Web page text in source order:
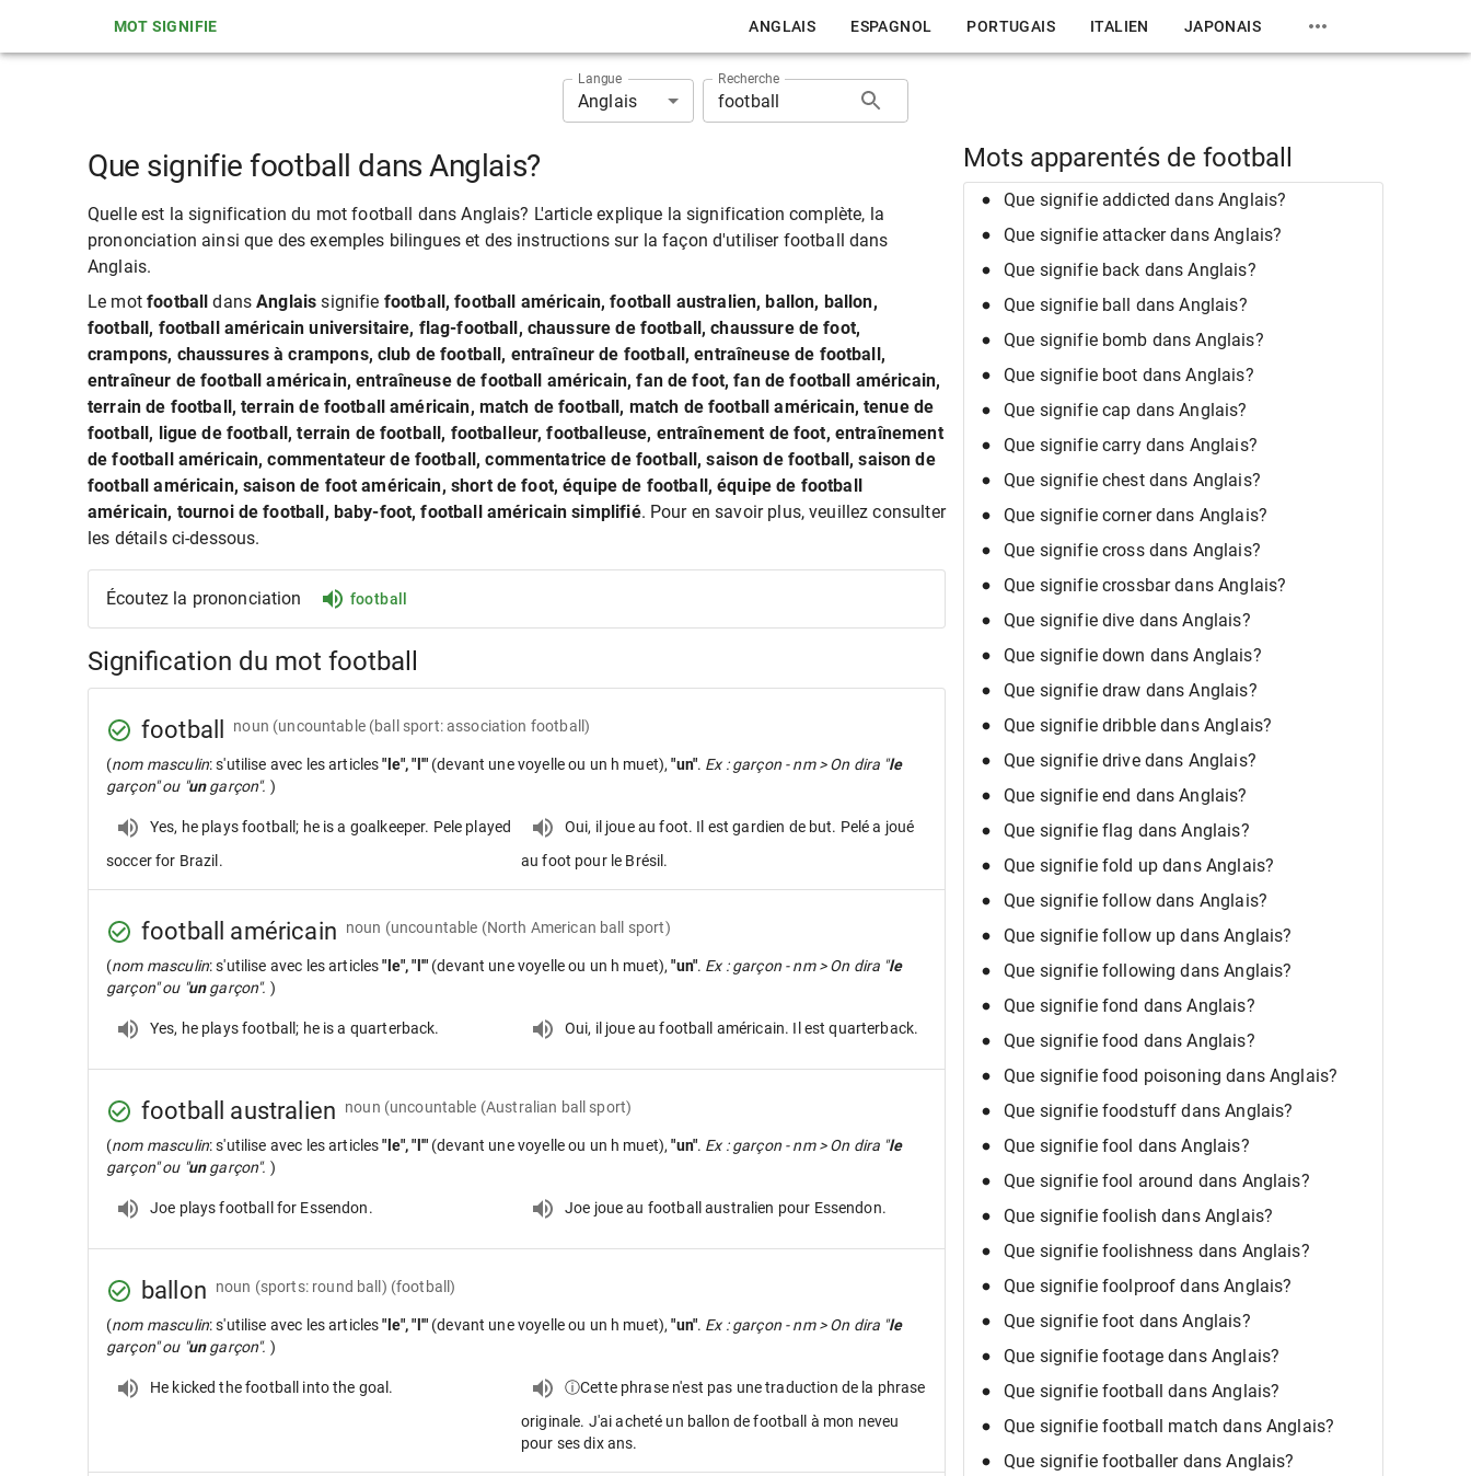
MOT SIGNIFIE ANGLAIS ESPAGNOL PORTUGAIS ITALIEN JAPONAIS
Langue
Anglais
Recherche
Que signifie football dans Anglais?
Quelle est la signification du mot football dans Anglais? L'article explique la signification complète, la
prononciation ainsi que des exemples bilingues et des instructions sur la façon d'utiliser football dans
Anglais.
Le motfootball dansAnglais signifie football, football américain, football australien, ballon, ballon,
football, football américain universitaire, flag-football, chaussure de football, chaussure de foot,
crampons, chaussures à crampons, club de football, entraîneur de football, entraîneuse de football,
entraîneur de football américain, entraîneuse de football américain, fan de foot, fan de football américain,
terrain de football, terrain de football américain, match de football, match de football américain, tenue de
football, ligue de football, terrain de football, footballeur, footballeuse, entraînement de foot, entraînement
de football américain, commentateur de football, commentatrice de football, saison de football, saison de
football américain, saison de foot américain, short de foot, équipe de football, équipe de football
américain, tournoi de football, baby-foot, football américain simplifié. Pour en savoir plus, veuillez consulter
les détails ci-dessous.
Écoutez la prononciation football
Signification du mot football
football noun (uncountable (ball sport: association football)
(nom masculin: s'utilise avec les articles"le", "l'" (devant une voyelle ou un h muet),"un". Ex : garçon - nm > On dira "le
garçon" ou "ungarçon". )
Yes, he plays football; he is a goalkeeper. Pele played
soccer for Brazil.
Oui, il joue au foot. Il est gardien de but. Pelé a joué
au foot pour le Brésil.
football américain noun (uncountable (North American ball sport)
(nom masculin: s'utilise avec les articles"le", "l'" (devant une voyelle ou un h muet),"un". Ex : garçon - nm > On dira "le
garçon" ou "ungarçon". )
Yes, he plays football; he is a quarterback. Oui, il joue au football américain. Il est quarterback.
football australien noun (uncountable (Australian ball sport)
(nom masculin: s'utilise avec les articles"le", "l'" (devant une voyelle ou un h muet),"un". Ex : garçon - nm > On dira "le
garçon" ou "ungarçon". )
Joe plays football for Essendon. Joe joue au football australien pour Essendon.
ballon noun (sports: round ball) (football)
(nom masculin: s'utilise avec les articles"le", "l'" (devant une voyelle ou un h muet),"un". Ex : garçon - nm > On dira "le
garçon" ou "ungarçon". )
He kicked the football into the goal.
ⓘCette phrase n'est pas une traduction de la phrase
originale. J'ai acheté un ballon de football à mon neveu
pour ses dix ans.
Mots apparentés de football
Que signifie addicted dans Anglais?
Que signifie attacker dans Anglais?
Que signifie back dans Anglais?
Que signifie ball dans Anglais?
Que signifie bomb dans Anglais?
Que signifie boot dans Anglais?
Que signifie cap dans Anglais?
Que signifie carry dans Anglais?
Que signifie chest dans Anglais?
Que signifie corner dans Anglais?
Que signifie cross dans Anglais?
Que signifie crossbar dans Anglais?
Que signifie dive dans Anglais?
Que signifie down dans Anglais?
Que signifie draw dans Anglais?
Que signifie dribble dans Anglais?
Que signifie drive dans Anglais?
Que signifie end dans Anglais?
Que signifie flag dans Anglais?
Que signifie fold up dans Anglais?
Que signifie follow dans Anglais?
Que signifie follow up dans Anglais?
Que signifie following dans Anglais?
Que signifie fond dans Anglais?
Que signifie food dans Anglais?
Que signifie food poisoning dans Anglais?
Que signifie foodstuff dans Anglais?
Que signifie fool dans Anglais?
Que signifie fool around dans Anglais?
Que signifie foolish dans Anglais?
Que signifie foolishness dans Anglais?
Que signifie foolproof dans Anglais?
Que signifie foot dans Anglais?
Que signifie footage dans Anglais?
Que signifie football dans Anglais?
Que signifie football match dans Anglais?
Que signifie footballer dans Anglais?